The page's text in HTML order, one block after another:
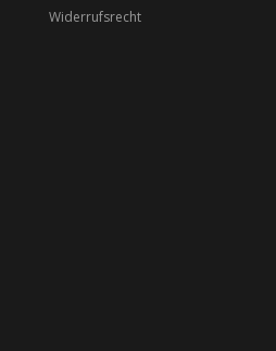
Widerrufsrecht